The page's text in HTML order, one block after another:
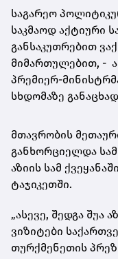
საგარეო
საკმაოდ აქტიური
განსაკუთრებით
მიმართულებით, -
პრემიერ-
სხდომაზე
მთავრობის
განხორციელდა
აზიის სამ
ტაჯიკეთში.
„ასევე, შედგა შუა
ვიზიტები
თურქმენეთის